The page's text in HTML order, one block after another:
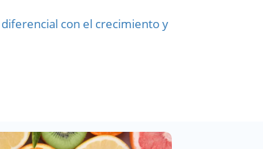
con el crecimiento y